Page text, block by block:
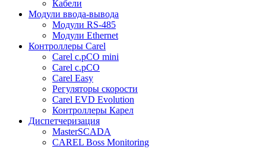
Кабели
Модули ввода-вывода
Модули RS-485
Модули Ethernet
Контроллеры Carel
Carel c.pCO mini
Carel c.pCO
Carel Easy
Регуляторы скорости
Carel EVD Evolution
Контроллеры Карел
Диспетчеризация
MasterSCADA
CAREL Boss Monitoring